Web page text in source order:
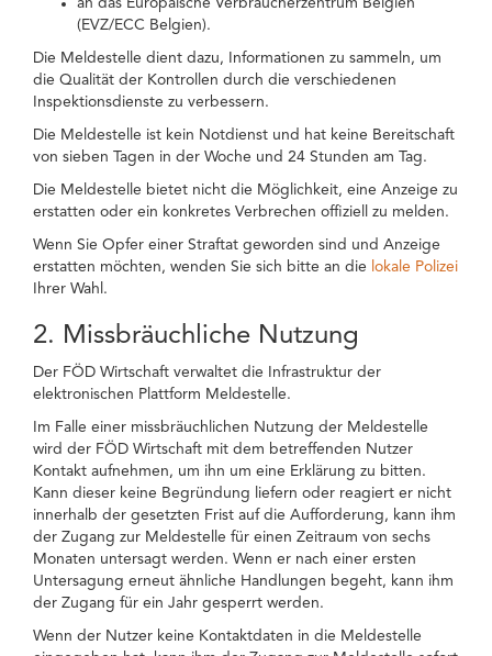
an das Europäische Verbraucherzentrum Belgien
(EVZ/ECC Belgien).
Die Meldestelle dient dazu, Informationen zu sammeln, um
die Qualität der Kontrollen durch die verschiedenen
Inspektionsdienste zu verbessern.
Die Meldestelle ist kein Notdienst und hat keine Bereitschaft
von sieben Tagen in der Woche und 24 Stunden am Tag.
Die Meldestelle bietet nicht die Möglichkeit, eine Anzeige zu
erstatten oder ein konkretes Verbrechen offiziell zu melden.
Wenn Sie Opfer einer Straftat geworden sind und Anzeige
erstatten möchten, wenden Sie sich bitte an die lokale Polizei
Ihrer Wahl.
2. Missbräuchliche Nutzung
Der FÖD Wirtschaft verwaltet die Infrastruktur der
elektronischen Plattform Meldestelle.
Im Falle einer missbräuchlichen Nutzung der Meldestelle
wird der FÖD Wirtschaft mit dem betreffenden Nutzer
Kontakt aufnehmen, um ihn um eine Erklärung zu bitten.
Kann dieser keine Begründung liefern oder reagiert er nicht
innerhalb der gesetzten Frist auf die Aufforderung, kann ihm
der Zugang zur Meldestelle für einen Zeitraum von sechs
Monaten untersagt werden. Wenn er nach einer ersten
Untersagung erneut ähnliche Handlungen begeht, kann ihm
der Zugang für ein Jahr gesperrt werden.
Wenn der Nutzer keine Kontaktdaten in die Meldestelle